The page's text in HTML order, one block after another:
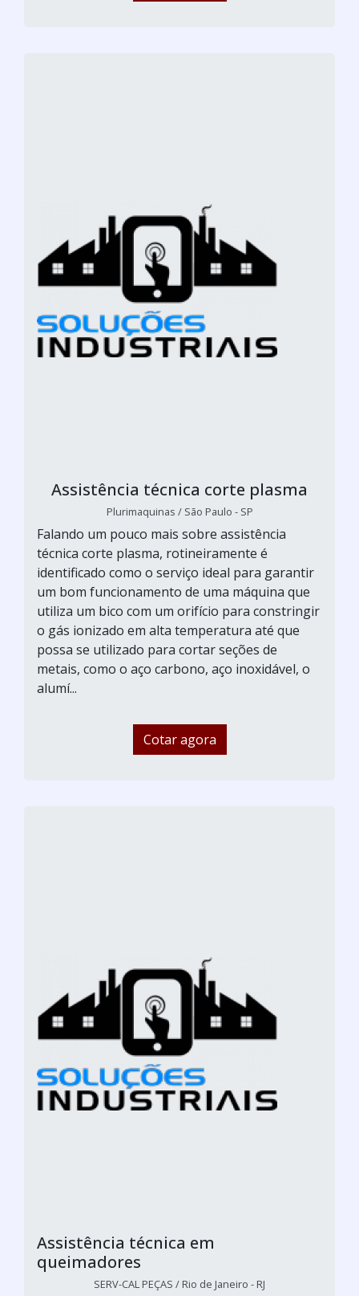
Assistência técnica corte plasma
Plurimaquinas / São Paulo - SP
Falando um pouco mais sobre assistência
técnica corte plasma, rotineiramente é
identificado como o serviço ideal para garantir
um bom funcionamento de uma máquina que
utiliza um bico com um orifício para constringir
o gás ionizado em alta temperatura até que
possa se utilizado para cortar seções de
metais, como o aço carbono, aço inoxidável, o
alumí...
Cotar agora
Assistência técnica em
queimadores
SERV-CAL PEÇAS / Rio de Janeiro - RJ